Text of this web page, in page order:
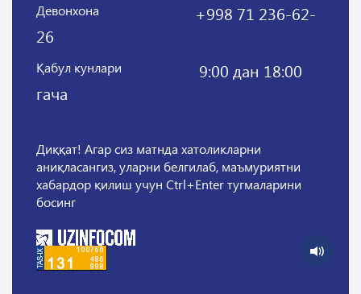
Девонхона
+998 71 236-62-
26
Қабул кунлари
9:00 дан 18:00
гача
Диққат! Агар сиз матнда хатоликларни
аниқласангиз, уларни белгилаб, маъмуриятни
хабардор қилиш учун Ctrl+Enter тугмаларини
босинг